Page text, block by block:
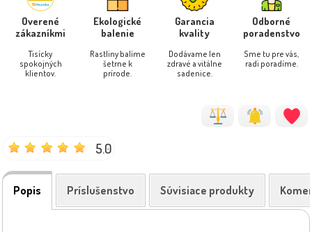
Overené
zákazníkmi
Tisícky
spokojných
klientov.
Ekologické
balenie
Rastliny balíme
šetrne k
prírode.
Garancia
kvality
Dodávame len
zdravé a vitálne
sadenice.
Odborné
poradenstvo
Sme tu pre vás,
radi poradíme.
5.0
Popis Príslušenstvo Súvisiace produkty